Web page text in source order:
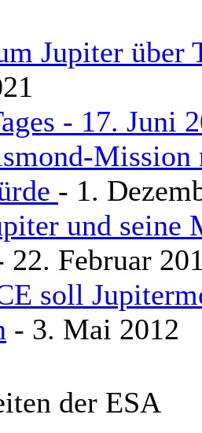
Jupiter über
- 17. Juni
Mission
- 1.
und seine
22. Februar
soll
- 3. Mai 2012
der ESA